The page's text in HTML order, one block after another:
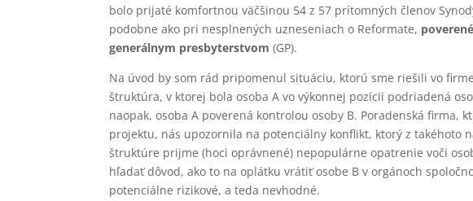
bolo prijaté komfortnou väčšinou 54 z 57 prítomných členov
podobne ako pri nesplnených uzneseniach o Reformate,
generálnym presbyterstvom(GP).
Na úvod by som rád pripomenul situáciu, ktorú sme riešili vo
štruktúra, v ktorej bola osoba A vo výkonnej pozícii podriadená
naopak, osoba A poverená kontrolou osoby B. Poradenská firma,
projektu, nás upozornila na potenciálny konflikt, ktorý z takéhoto
štruktúre prijme (hoci oprávnené) nepopulárne opatrenie voči
hľadať dôvod, ako to na oplátku vrátiť osobe B v orgánoch
potenciálne rizikové, a teda nevhodné.